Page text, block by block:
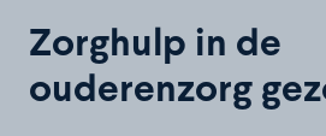
Zorghulp in de
ouderenzorg